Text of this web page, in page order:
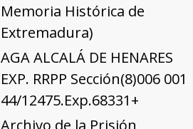
Memoria Histórica de
Extremadura)
AGA ALCALÁ DE HENARES
EXP. RRPP Sección(8)006 001
44/12475.Exp.68331+
Archivo de la Prisión